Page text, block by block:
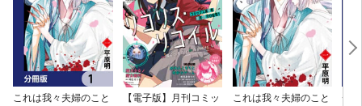
これは我々夫婦のこと
【電子版】月刊コミッ
これは我々夫婦のこと
チ